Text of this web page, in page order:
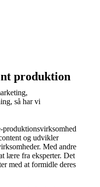
produktion
så har vi
produktionsvirksomhed
og udvikler
Med andre
lære fra eksperter. Det
med at formidle deres